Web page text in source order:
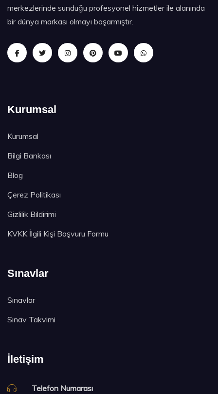
merkezlerinde sunduğu profesyonel hizmetler ile alanında
bir dünya markası olmayı başarmıştır.
Kurumsal
Kurumsal
Bilgi Bankası
Blog
Çerez Politikası
Gizlilik Bildirimi
KVKK İlgili Kişi Başvuru Formu
Sınavlar
Sınavlar
Sınav Takvimi
İletişim
Telefon Numarası